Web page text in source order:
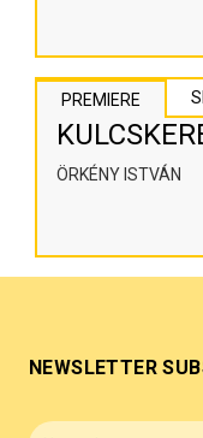
PREMIERE
ÖRKÉNY ISTVÁN
NEWSLETTER